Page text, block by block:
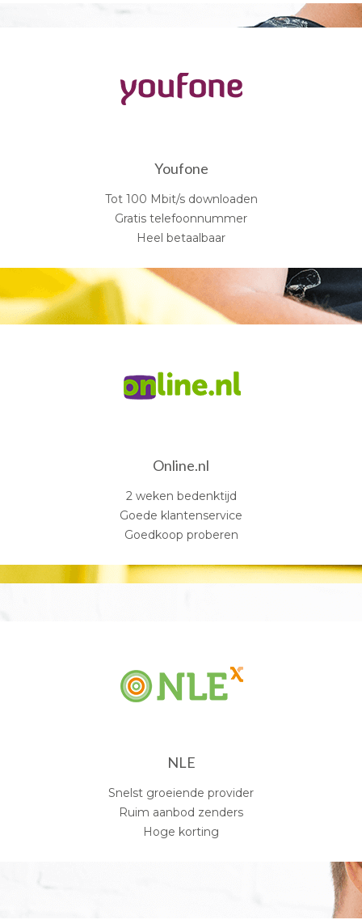
Youfone
Tot 100 Mbit/s downloaden
Gratis telefoonnummer
Heel betaalbaar
Online.nl
2 weken bedenktijd
Goede klantenservice
Goedkoop proberen
NLE
Snelst groeiende provider
Ruim aanbod zenders
Hoge korting